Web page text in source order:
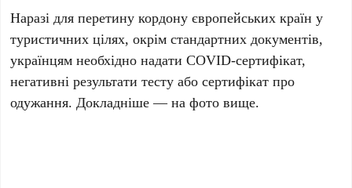
Наразі для перетину кордону європейських країн у
туристичних цілях, окрім стандартних документів,
українцям необхідно надати COVID-сертифікат,
негативні результати тесту або сертифікат про
одужання. Докладніше — на фото вище.